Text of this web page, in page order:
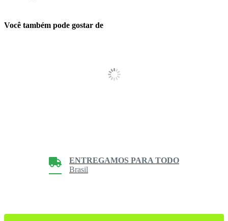
Você também pode gostar de
ENTREGAMOS PARA TODO
Brasil